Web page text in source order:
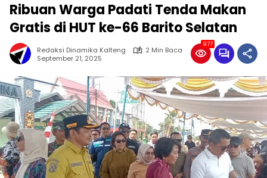
Ribuan Warga Padati Tenda Makan
Gratis di HUT ke-66 Barito Selatan
Redaksi Dinamika Kalteng
2 Min Baca
September 21, 2025
977